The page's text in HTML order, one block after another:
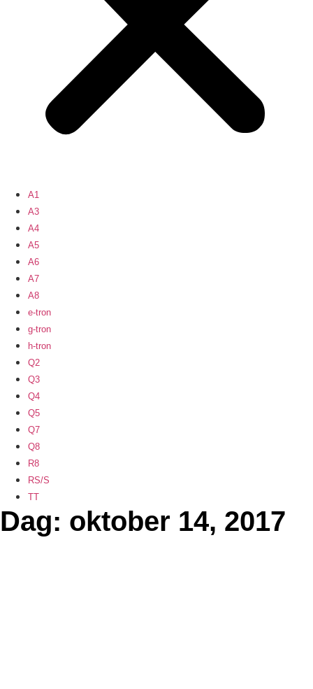
A1
A3
A4
A5
A6
A7
A8
e-tron
g-tron
h-tron
Q2
Q3
Q4
Q5
Q7
Q8
R8
RS/S
TT
Dag: oktober 14, 2017